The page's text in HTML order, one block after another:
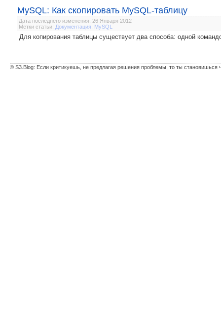
MySQL: Как скопировать MySQL-таблицу
Дата последнего изменения: 26 Января 2012
Метки статьи: Документация MySQL
Для копирования таблицы существует два способа: одной
© S3.Blog: Если критикуешь, не предлагая решения проблемы, то ты становишься